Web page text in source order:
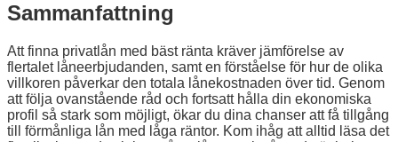
Sammanfattning
Att finna privatlån med bäst ränta kräver jämförelse av
flertalet låneerbjudanden, samt en förståelse för hur de olika
villkoren påverkar den totala lånekostnaden över tid. Genom
att följa ovanstående råd och fortsatt hålla din ekonomiska
profil så stark som möjligt, ökar du dina chanser att få tillgång
till förmånliga lån med låga räntor. Kom ihåg att alltid läsa det